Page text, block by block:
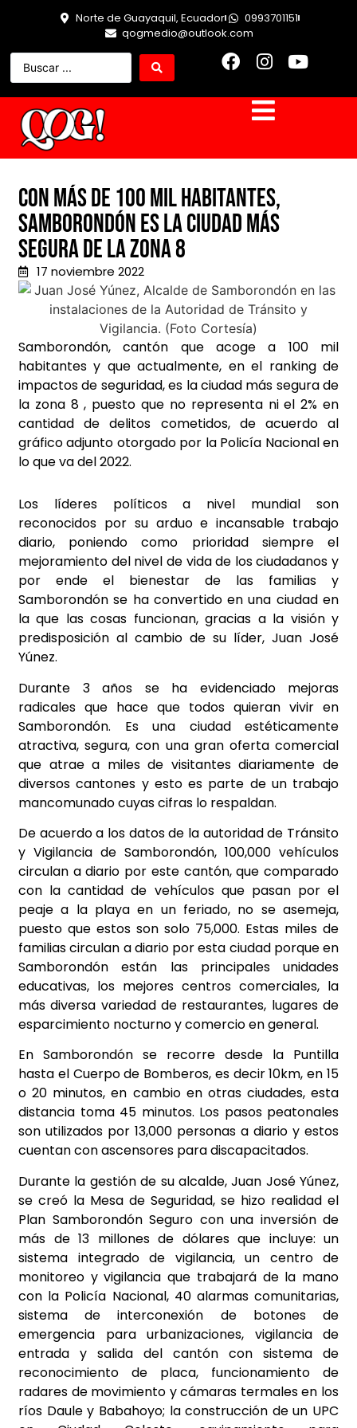
Norte de Guayaquil, Ecuador
0993701151
qogmedio@outlook.com
Con más de 100 mil habitantes,
Samborondón es la ciudad más
segura de la zona 8
17 noviembre 2022
Samborondón, cantón que acoge a 100 mil
habitantes y que actualmente, en el ranking de
impactos de seguridad, es la ciudad más segura de
la zona 8 , puesto que no representa ni el 2% en
cantidad de delitos cometidos, de acuerdo al
gráfico adjunto otorgado por la Policía Nacional en
lo que va del 2022.
Los líderes políticos a nivel mundial son
reconocidos por su arduo e incansable trabajo
diario, poniendo como prioridad siempre el
mejoramiento del nivel de vida de los ciudadanos y
por ende el bienestar de las familias y
Samborondón se ha convertido en una ciudad en
la que las cosas funcionan, gracias a la visión y
predisposición al cambio de su líder, Juan José
Yúnez.
Durante 3 años se ha evidenciado mejoras
radicales que hace que todos quieran vivir en
Samborondón. Es una ciudad estéticamente
atractiva, segura, con una gran oferta comercial
que atrae a miles de visitantes diariamente de
diversos cantones y esto es parte de un trabajo
mancomunado cuyas cifras lo respaldan.
De acuerdo a los datos de la autoridad de Tránsito
y Vigilancia de Samborondón, 100,000 vehículos
circulan a diario por este cantón, que comparado
con la cantidad de vehículos que pasan por el
peaje a la playa en un feriado, no se asemeja,
puesto que estos son solo 75,000. Estas miles de
familias circulan a diario por esta ciudad porque en
Samborondón están las principales unidades
educativas, los mejores centros comerciales, la
más diversa variedad de restaurantes, lugares de
esparcimiento nocturno y comercio en general.
En Samborondón se recorre desde la Puntilla
hasta el Cuerpo de Bomberos, es decir 10km, en 15
o 20 minutos, en cambio en otras ciudades, esta
distancia toma 45 minutos. Los pasos peatonales
son utilizados por 13,000 personas a diario y estos
cuentan con ascensores para discapacitados.
Durante la gestión de su alcalde, Juan José Yúnez,
se creó la Mesa de Seguridad, se hizo realidad el
Plan Samborondón Seguro con una inversión de
más de 13 millones de dólares que incluye: un
sistema integrado de vigilancia, un centro de
monitoreo y vigilancia que trabajará de la mano
con la Policía Nacional, 40 alarmas comunitarias,
sistema de interconexión de botones de
emergencia para urbanizaciones, vigilancia de
entrada y salida del cantón con sistema de
reconocimiento de placa, funcionamiento de
radares de movimiento y cámaras termales en los
ríos Daule y Babahoyo; la construcción de un UPC